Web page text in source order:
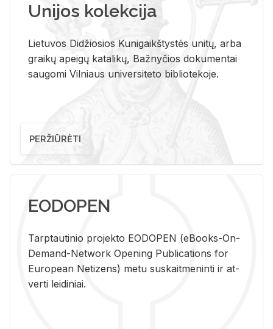
Unijos kolekcija
Lietuvos Didžiosios Kunigaikštystės unitų, arba
graikų apeigų katalikų, Bažnyčios dokumentai
saugomi Vilniaus universiteto bibliotekoje.
PERŽIŪRĖTI
EODOPEN
Tarp­tau­ti­nio pro­jek­to EO­DO­PEN (eBo­oks-On-
De­mand-Ne­twork Ope­ning Pub­li­ca­tions for
Eu­ro­pe­an Ne­ti­zens) metu su­skait­me­nin­ti ir at­
ver­ti lei­di­niai.